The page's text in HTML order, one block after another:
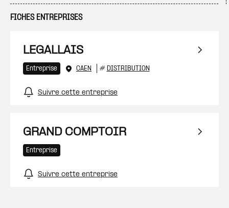
FICHES ENTREPRISES
LEGALLAIS
Entreprise CAEN # DISTRIBUTION
Suivre cette entreprise
GRAND COMPTOIR
Entreprise
Suivre cette entreprise